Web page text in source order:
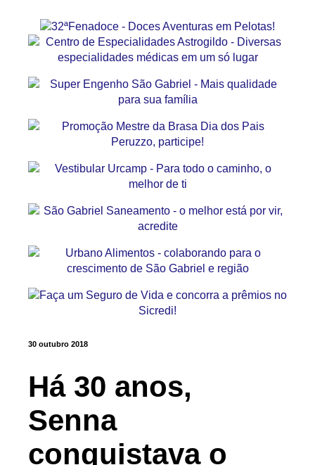
30 outubro 2018
Há 30 anos,
Senna
conquistava o